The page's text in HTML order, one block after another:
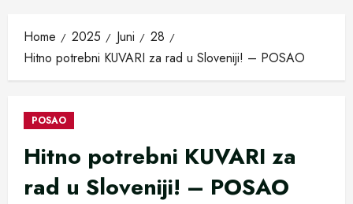
Home 2025 Juni
28
Hitno potrebni KUVARI za rad u Sloveniji! – POSAO
POSAO
Hitno potrebni KUVARI za
rad u Sloveniji! – POSAO